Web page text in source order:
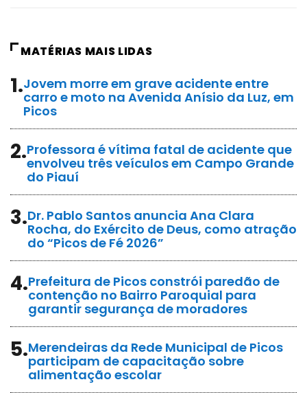
MATÉRIAS MAIS LIDAS
1.Jovem morre em grave acidente entre
carro e moto na Avenida Anísio da Luz, em
Picos
2.Professora é vítima fatal de acidente que
envolveu três veículos em Campo Grande
do Piauí
3.Dr. Pablo Santos anuncia Ana Clara
Rocha, do Exército de Deus, como atração
do “Picos de Fé 2026”
4.Prefeitura de Picos constrói paredão de
contenção no Bairro Paroquial para
garantir segurança de moradores
5.Merendeiras da Rede Municipal de Picos
participam de capacitação sobre
alimentação escolar